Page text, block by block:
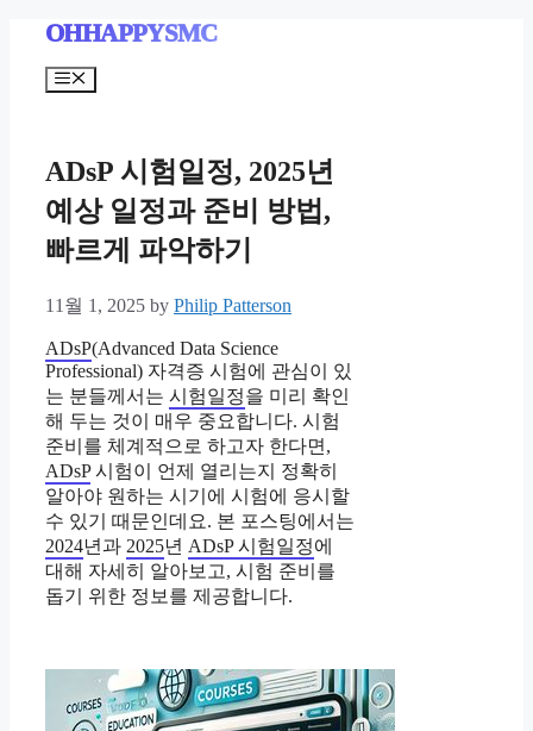
content
OHHAPPYSMC
Menu
ADsP 시험일정, 2025년
예상 일정과 준비 방법,
빠르게 파악하기
11월 1, 2025 by Philip Patterson
ADsP(Advanced Data Science
Professional) 자격증 시험에 관심이 있
는 분들께서는 시험일정을 미리 확인
해 두는 것이 매우 중요합니다. 시험
준비를 체계적으로 하고자 한다면,
ADsP시험이 언제 열리는지 정확히
알아야 원하는 시기에 시험에 응시할
수 있기 때문인데요. 본 포스팅에서는
2024년과 2025년 ADsP 시험일정에
대해 자세히 알아보고, 시험 준비를
돕기 위한 정보를 제공합니다.